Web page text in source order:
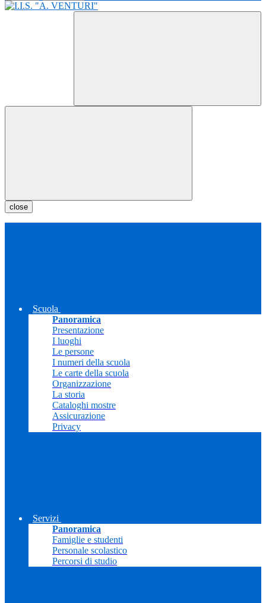
close
Scuola
Panoramica
Presentazione
I luoghi
Le persone
I numeri della scuola
Le carte della scuola
Organizzazione
La storia
Cataloghi mostre
Assicurazione
Privacy
Servizi
Panoramica
Famiglie e studenti
Personale scolastico
Percorsi di studio